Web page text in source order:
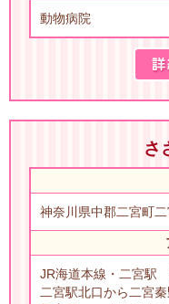
動物病院
さ
神奈川県中郡二宮町
JR海道本線・二宮駅
二宮駅北口から二宮